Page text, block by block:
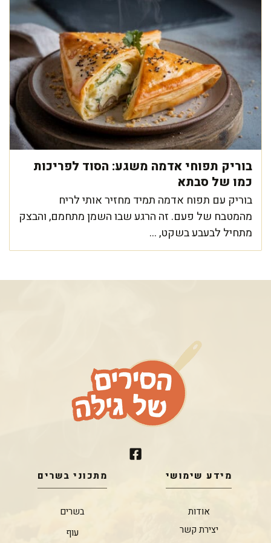
בוריק תפוחי אדמה משגע: הסוד לפריכות
כמו של סבתא
בוריק עם תפוח אדמה תמיד מחזיר אותי לריח
מהמטבח של פעם. זה הרגע שבו השמן מתחמם, והבצק
מתחיל לבעבע בשקט, ...
מידע שימושי
אודות
יצירת קשר
מתכוני בשרים
בשרים
עוף